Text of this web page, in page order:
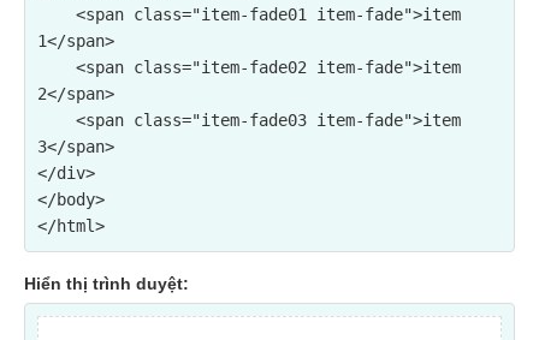
1</span>
2</span>
3</span>
</div>
</body>
Hiển thị trình duyệt: